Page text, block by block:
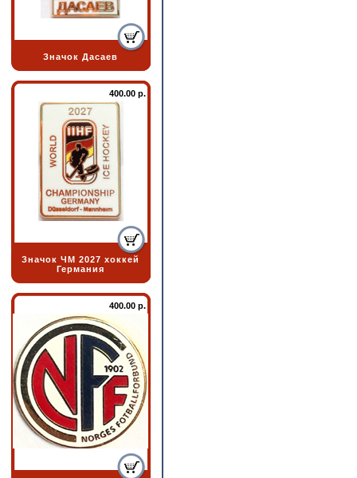
Значок Дасаев
400.00 р.
Значок ЧМ 2027 хоккей
Германия
400.00 р.